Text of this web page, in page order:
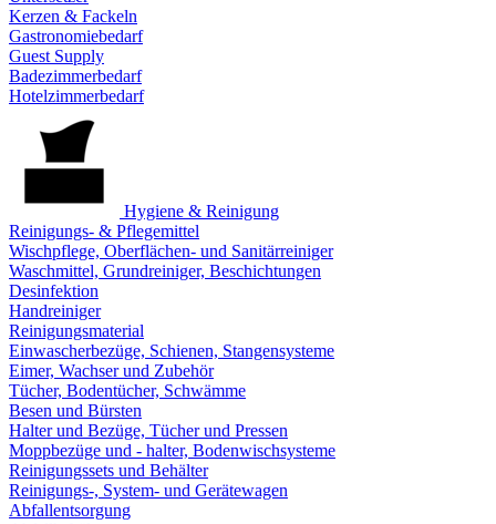
Kerzen & Fackeln
Gastronomiebedarf
Guest Supply
Badezimmerbedarf
Hotelzimmerbedarf
Hygiene & Reinigung
Reinigungs- & Pflegemittel
Wischpflege, Oberflächen- und Sanitärreiniger
Waschmittel, Grundreiniger, Beschichtungen
Desinfektion
Handreiniger
Reinigungsmaterial
Einwascherbezüge, Schienen, Stangensysteme
Eimer, Wachser und Zubehör
Tücher, Bodentücher, Schwämme
Besen und Bürsten
Halter und Bezüge, Tücher und Pressen
Moppbezüge und - halter, Bodenwischsysteme
Reinigungssets und Behälter
Reinigungs-, System- und Gerätewagen
Abfallentsorgung